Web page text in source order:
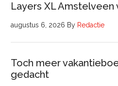
Layers XL
augustus 6, 2026 By Redactie
Toch meer
gedacht